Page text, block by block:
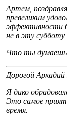
Артем,
превеликим
эффективности
не в эту субботу
Что ты думаешь
Дорогой
Я дико
Это самое
время.